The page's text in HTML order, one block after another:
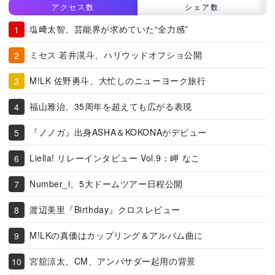
アクセス数 シェア数
塩﨑太智、芸能界が求めていた“全力感”
ミセス 若井滉斗、ハリウッドオフショ公開
M!LK 佐野勇斗、大忙しのニューヨーク旅行
福山雅治、35周年を超えても広がる表現
『ノノガ』出身ASHA＆KOKONAがデビュー
Liella! リレーインタビュー Vol.9：岬 なこ
Number_i、5大ドームツアー日程公開
渡辺美里『Birthday』クロスレビュー
M!LKの真価はカップリング＆アルバム曲に
宮舘涼太、CM、アンバサダー起用の背景